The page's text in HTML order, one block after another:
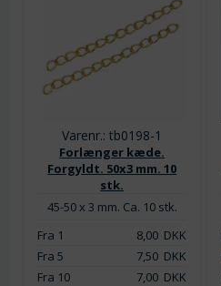
Varenr.: tb0198-1
Forlænger kæde.
Forgyldt. 50x3 mm. 10
stk.
45-50 x 3 mm. Ca. 10 stk.
Fra 1
8,00DKK
Fra 5
7,50DKK
Fra 10
7,00DKK